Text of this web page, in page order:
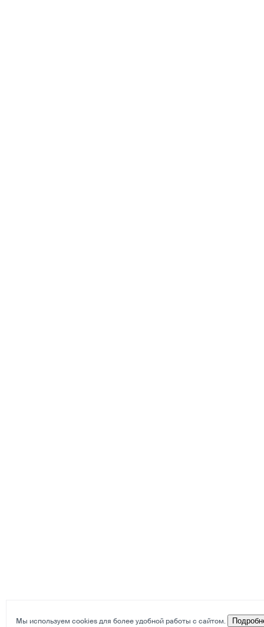
Мы используем cookies для более удобной работы с сайтом.